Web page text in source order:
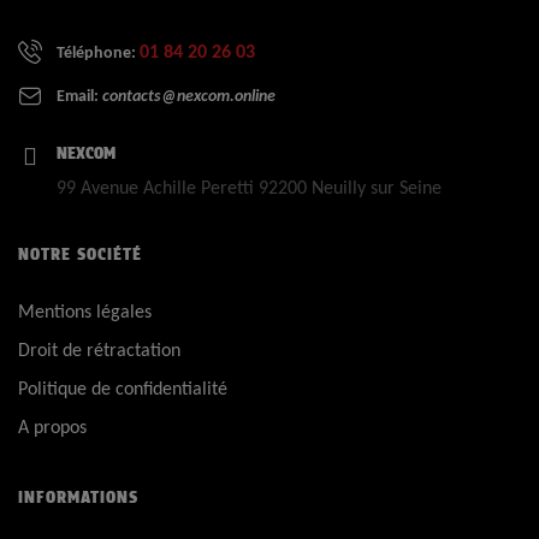
Téléphone: 01 84 20 26 03
Email: contacts@nexcom.online
NEXCOM
99 Avenue Achille Peretti 92200 Neuilly sur Seine
NOTRE SOCIÉTÉ
Mentions légales
Droit de rétractation
Politique de confidentialité
A propos
INFORMATIONS